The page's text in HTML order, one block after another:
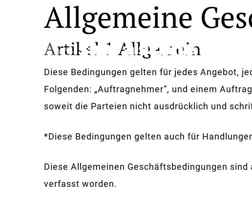
Allgemeine
Artikel 1 Allgemein
Diese Bedingungen gelten für jedes Angebot,
Folgenden: „Auftragnehmer“, und einem
soweit die Parteien nicht ausdrücklich und
*Diese Bedingungen gelten auch für
Diese Allgemeinen Geschäftsbedingungen
verfasst worden.